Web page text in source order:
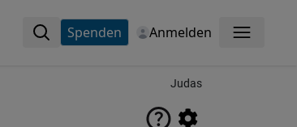
Spenden Anmelden Menü
Judas